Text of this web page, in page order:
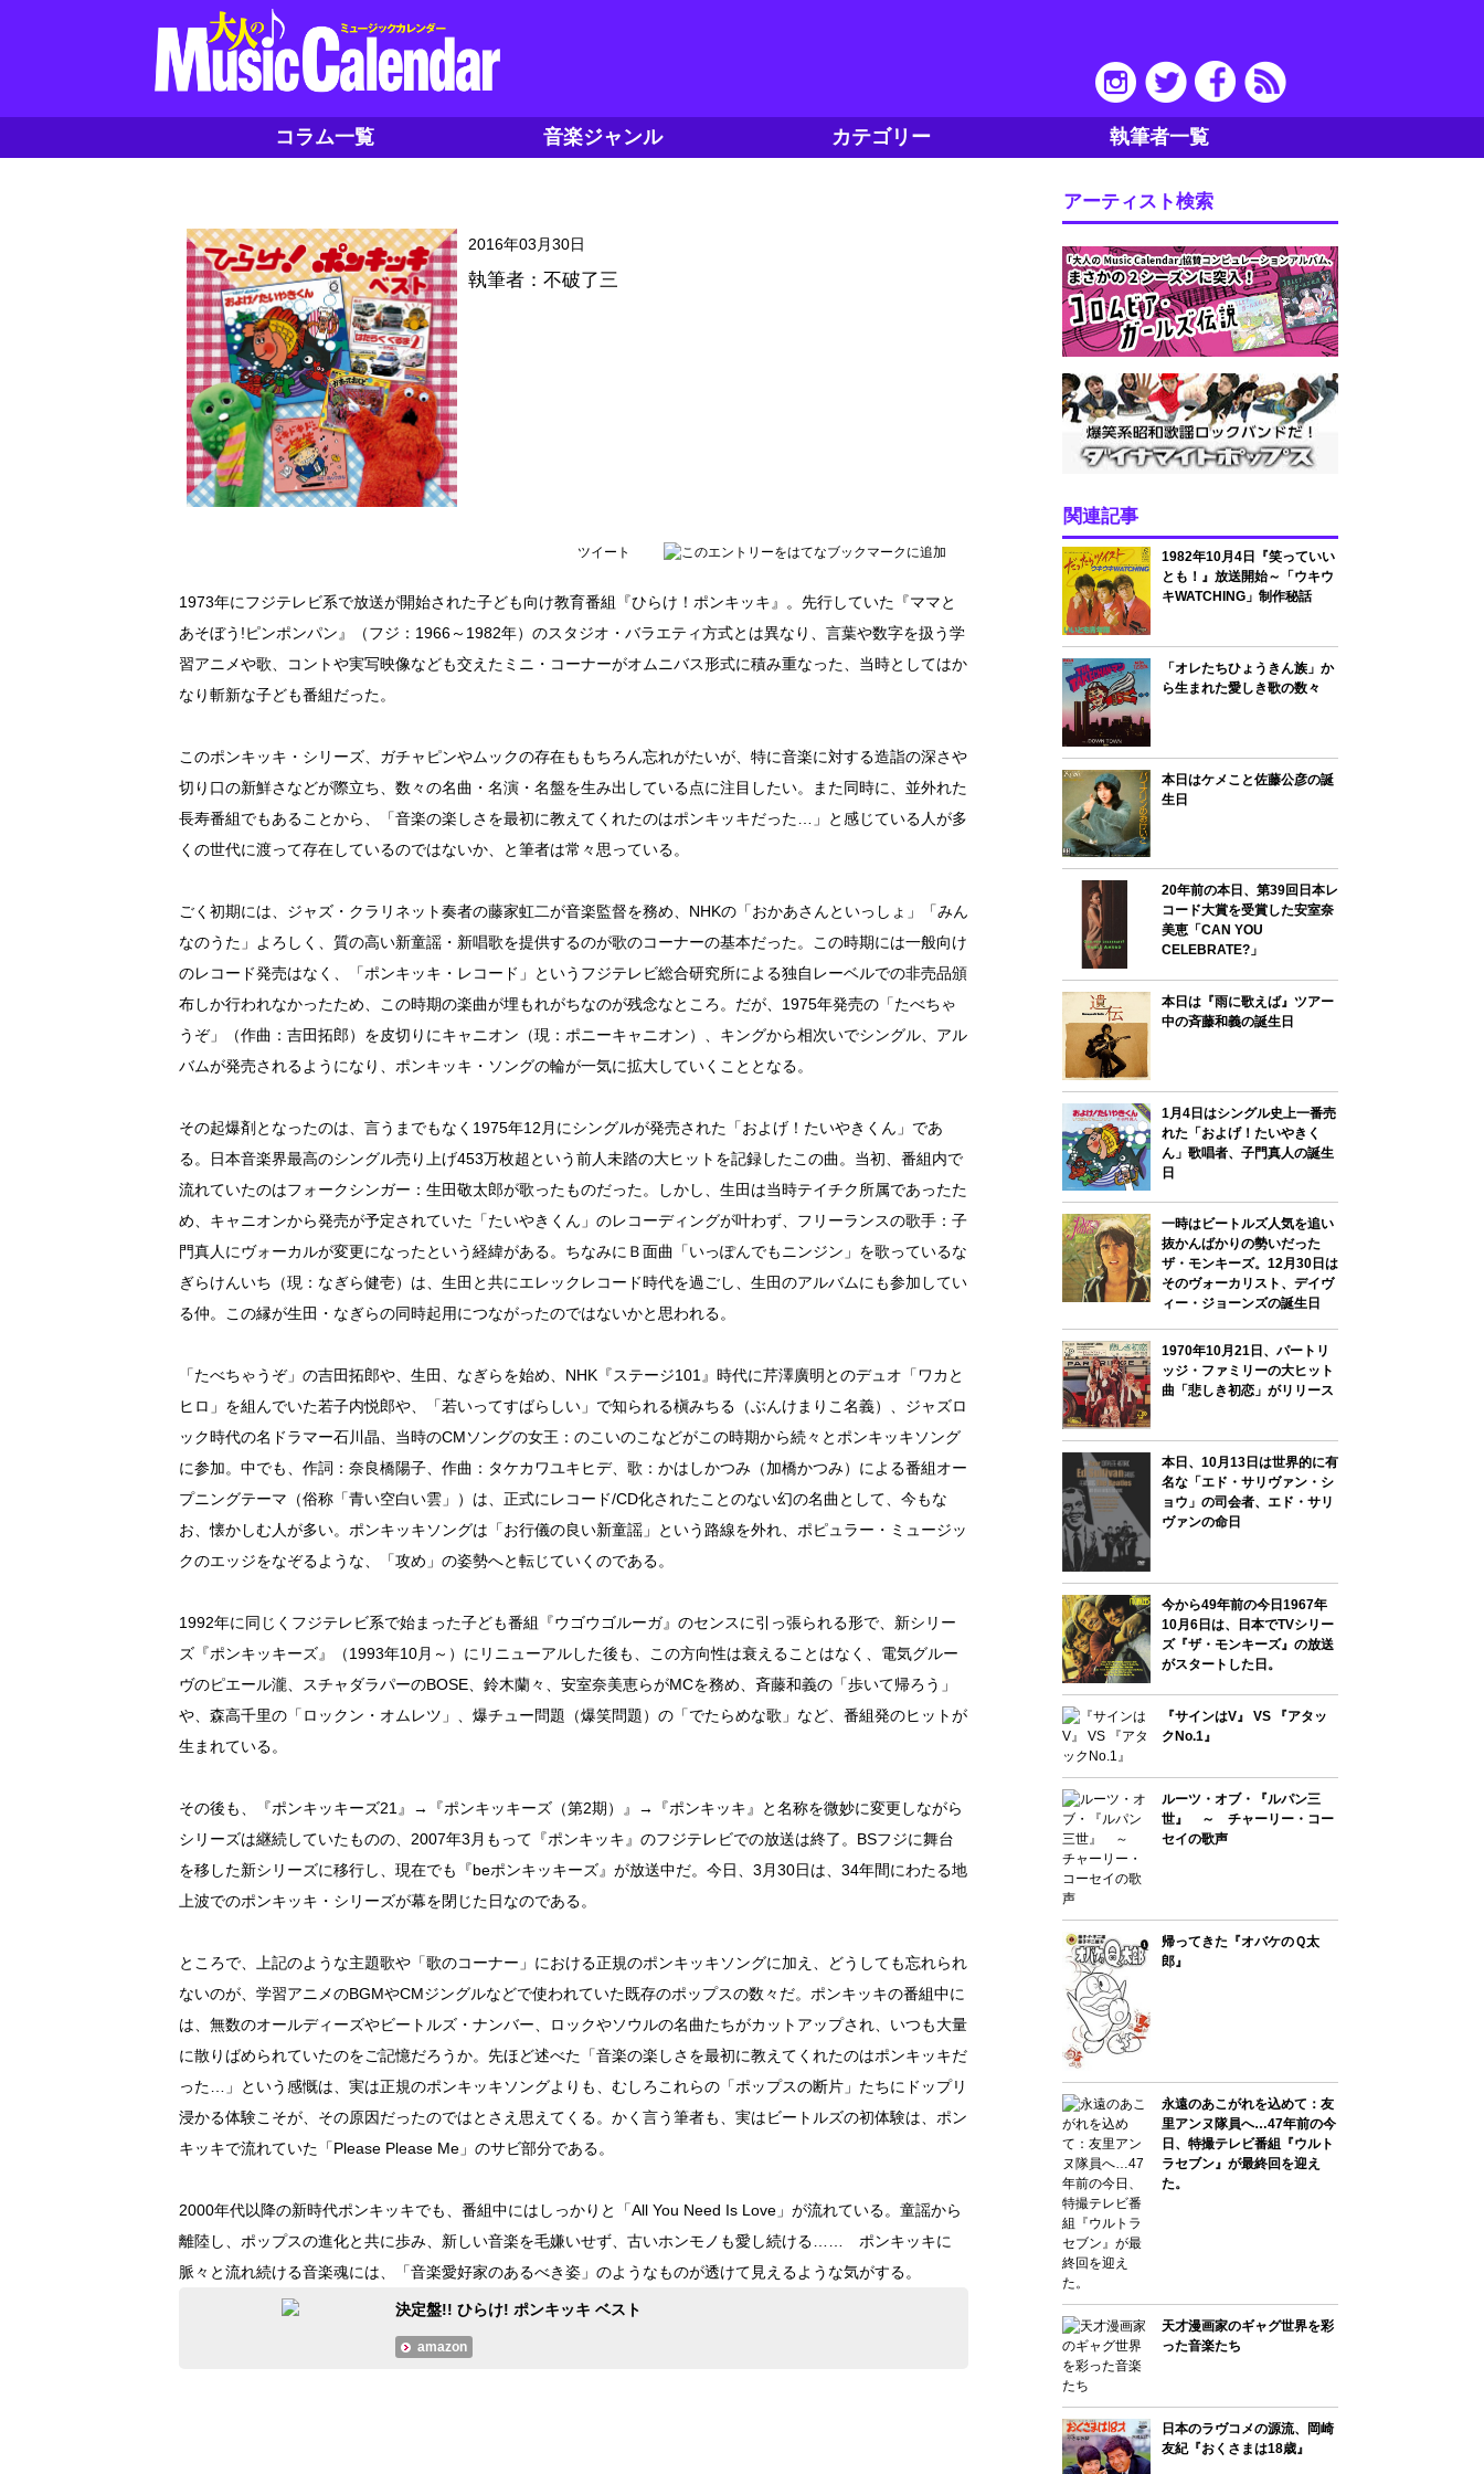
コラム一覧 音楽ジャンル カテゴリー 執筆者一覧
2016年03月30日
執筆者：不破了三
ツイート
1973年にフジテレビ系で放送が開始された子ども向け教育番組『ひらけ！ポンキッキ』。先行していた『ママと
あそぼう!ピンポンパン』（フジ：1966～1982年）のスタジオ・バラエティ方式とは異なり、言葉や数字を扱う学
習アニメや歌、コントや実写映像なども交えたミニ・コーナーがオムニバス形式に積み重なった、当時としてはか
なり斬新な子ども番組だった。
このポンキッキ・シリーズ、ガチャピンやムックの存在ももちろん忘れがたいが、特に音楽に対する造詣の深さや
切り口の新鮮さなどが際立ち、数々の名曲・名演・名盤を生み出している点に注目したい。また同時に、並外れた
長寿番組でもあることから、「音楽の楽しさを最初に教えてくれたのはポンキッキだった…」と感じている人が多
くの世代に渡って存在しているのではないか、と筆者は常々思っている。
ごく初期には、ジャズ・クラリネット奏者の藤家虹二が音楽監督を務め、NHKの「おかあさんといっしょ」「みん
なのうた」よろしく、質の高い新童謡・新唱歌を提供するのが歌のコーナーの基本だった。この時期には一般向け
のレコード発売はなく、「ポンキッキ・レコード」というフジテレビ総合研究所による独自レーベルでの非売品頒
布しか行われなかったため、この時期の楽曲が埋もれがちなのが残念なところ。だが、1975年発売の「たべちゃ
うぞ」（作曲：吉田拓郎）を皮切りにキャニオン（現：ポニーキャニオン）、キングから相次いでシングル、アル
バムが発売されるようになり、ポンキッキ・ソングの輪が一気に拡大していくこととなる。
その起爆剤となったのは、言うまでもなく1975年12月にシングルが発売された「およげ！たいやきくん」であ
る。日本音楽界最高のシングル売り上げ453万枚超という前人未踏の大ヒットを記録したこの曲。当初、番組内で
流れていたのはフォークシンガー：生田敬太郎が歌ったものだった。しかし、生田は当時テイチク所属であったた
め、キャニオンから発売が予定されていた「たいやきくん」のレコーディングが叶わず、フリーランスの歌手：子
門真人にヴォーカルが変更になったという経緯がある。ちなみにＢ面曲「いっぽんでもニンジン」を歌っているな
ぎらけんいち（現：なぎら健壱）は、生田と共にエレックレコード時代を過ごし、生田のアルバムにも参加してい
る仲。この縁が生田・なぎらの同時起用につながったのではないかと思われる。
「たべちゃうぞ」の吉田拓郎や、生田、なぎらを始め、NHK『ステージ101』時代に芹澤廣明とのデュオ「ワカと
ヒロ」を組んでいた若子内悦郎や、「若いってすばらしい」で知られる槇みちる（ぶんけまりこ名義）、ジャズロ
ック時代の名ドラマー石川晶、当時のCMソングの女王：のこいのこなどがこの時期から続々とポンキッキソング
に参加。中でも、作詞：奈良橋陽子、作曲：タケカワユキヒデ、歌：かはしかつみ（加橋かつみ）による番組オー
プニングテーマ（俗称「青い空白い雲」）は、正式にレコード/CD化されたことのない幻の名曲として、今もな
お、懐かしむ人が多い。ポンキッキソングは「お行儀の良い新童謡」という路線を外れ、ポピュラー・ミュージッ
クのエッジをなぞるような、「攻め」の姿勢へと転じていくのである。
1992年に同じくフジテレビ系で始まった子ども番組『ウゴウゴルーガ』のセンスに引っ張られる形で、新シリー
ズ『ポンキッキーズ』（1993年10月～）にリニューアルした後も、この方向性は衰えることはなく、電気グルー
ヴのピエール瀧、スチャダラパーのBOSE、鈴木蘭々、安室奈美恵らがMCを務め、斉藤和義の「歩いて帰ろう」
や、森高千里の「ロックン・オムレツ」、爆チュー問題（爆笑問題）の「でたらめな歌」など、番組発のヒットが
生まれている。
その後も、『ポンキッキーズ21』→『ポンキッキーズ（第2期）』→『ポンキッキ』と名称を微妙に変更しながら
シリーズは継続していたものの、2007年3月もって『ポンキッキ』のフジテレビでの放送は終了。BSフジに舞台
を移した新シリーズに移行し、現在でも『beポンキッキーズ』が放送中だ。今日、3月30日は、34年間にわたる地
上波でのポンキッキ・シリーズが幕を閉じた日なのである。
ところで、上記のような主題歌や「歌のコーナー」における正規のポンキッキソングに加え、どうしても忘れられ
ないのが、学習アニメのBGMやCMジングルなどで使われていた既存のポップスの数々だ。ポンキッキの番組中に
は、無数のオールディーズやビートルズ・ナンバー、ロックやソウルの名曲たちがカットアップされ、いつも大量
に散りばめられていたのをご記憶だろうか。先ほど述べた「音楽の楽しさを最初に教えてくれたのはポンキッキだ
った…」という感慨は、実は正規のポンキッキソングよりも、むしろこれらの「ポップスの断片」たちにドップリ
浸かる体験こそが、その原因だったのではとさえ思えてくる。かく言う筆者も、実はビートルズの初体験は、ポン
キッキで流れていた「Please Please Me」のサビ部分である。
2000年代以降の新時代ポンキッキでも、番組中にはしっかりと「All You Need Is Love」が流れている。童謡から
離陸し、ポップスの進化と共に歩み、新しい音楽を毛嫌いせず、古いホンモノも愛し続ける…… ポンキッキに
脈々と流れ続ける音楽魂には、「音楽愛好家のあるべき姿」のようなものが透けて見えるような気がする。
決定盤!! ひらけ! ポンキッキ ベスト
amazon
アーティスト検索
関連記事
1982年10月4日『笑っていい
とも！』放送開始～「ウキウ
キWATCHING」制作秘話
「オレたちひょうきん族」か
ら生まれた愛しき歌の数々
本日はケメこと佐藤公彦の誕
生日
20年前の本日、第39回日本レ
コード大賞を受賞した安室奈
美恵「CAN YOU
CELEBRATE?」
本日は『雨に歌えば』ツアー
中の斉藤和義の誕生日
1月4日はシングル史上一番売
れた「およげ！たいやきく
ん」歌唱者、子門真人の誕生
日
一時はビートルズ人気を追い
抜かんばかりの勢いだった
ザ・モンキーズ。12月30日は
そのヴォーカリスト、デイヴ
ィー・ジョーンズの誕生日
1970年10月21日、パートリ
ッジ・ファミリーの大ヒット
曲「悲しき初恋」がリリース
本日、10月13日は世界的に有
名な「エド・サリヴァン・シ
ョウ」の司会者、エド・サリ
ヴァンの命日
今から49年前の今日1967年
10月6日は、日本でTVシリー
ズ『ザ・モンキーズ』の放送
がスタートした日。
『サインはV』 VS 『アタッ
クNo.1』
ルーツ・オブ・『ルパン三
世』 ～ チャーリー・コー
セイの歌声
帰ってきた『オバケのＱ太
郎』
永遠のあこがれを込めて：友
里アンヌ隊員へ…47年前の今
日、特撮テレビ番組『ウルト
ラセブン』が最終回を迎え
た。
天才漫画家のギャグ世界を彩
った音楽たち
日本のラヴコメの源流、岡崎
友紀『おくさまは18歳』